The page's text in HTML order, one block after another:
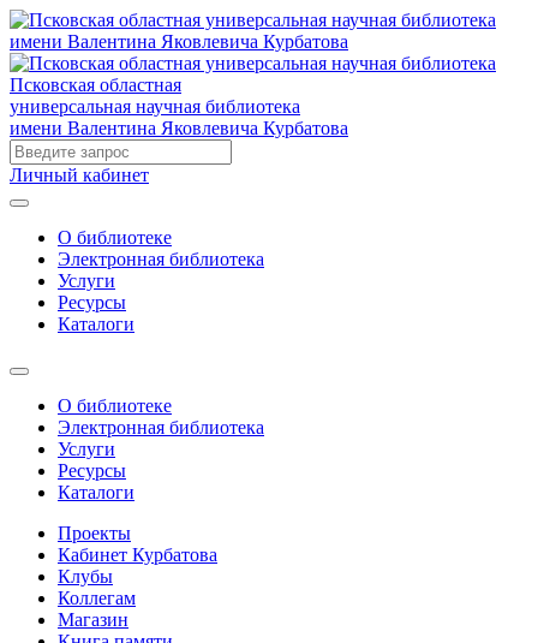
Псковская областная
универсальная научная библиотека
имени Валентина Яковлевича Курбатова
Личный кабинет
О библиотеке
Электронная библиотека
Услуги
Ресурсы
Каталоги
О библиотеке
Электронная библиотека
Услуги
Ресурсы
Каталоги
Проекты
Кабинет Курбатова
Клубы
Коллегам
Магазин